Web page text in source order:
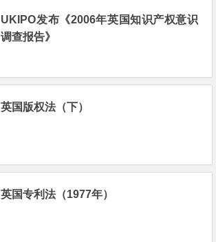
UKIPO发布《2006年英国知识产权意识
调查报告》
英国版权法（下）
英国专利法（1977年）